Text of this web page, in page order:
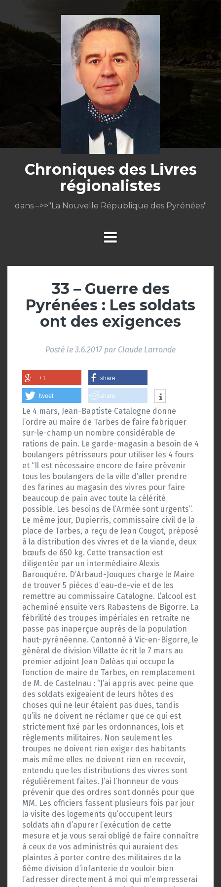
contenu
Chroniques des Livres
régionalistes
dans –>>"La Nouvelle République des Pyrénées"
33 – Guerre des
Pyrénées : Les soldats
ont des exigences
Posté le 3.6.2017par Claude Larronde
+1 share
tweet share
Le 4 mars, Jean-Baptiste Catalogne donne
l’ordre au maire de Tarbes de faire fabriquer
sur-le-champ un nombre considérable de
rations de pain. Le garde-magasin a besoin de 4
boulangers pétrisseurs pour utiliser les 4 fours
et “Il est nécessaire encore de faire prévenir
tous les boulangers de la ville d’aller prendre
des farines au magasin des vivres pour faire
beaucoup de pain avec toute la célérité
possible. Les besoins de l’Armée sont urgents”.
Le même jour, Dupierris, commissaire civil de la
place de Tarbes, a reçu de Jean Cougot, préposé
à la distribution des vivres et de la viande, deux
bœufs de 650 kg. Cette transaction est
diligentée par un intermédiaire Alexis
Barouquère. D’Arbaud-Jouques charge le Maire
de trouver 5 pièces d’eau-de-vie et de les
remettre au commissaire Catalogne. L’alcool est
acheminé ensuite vers Rabastens de Bigorre. La
fébrilité des troupes impériales en retraite ne
passe pas inaperçue auprès de la population
haut-pyrénéenne. Cantonné à Vic-en-Bigorre, le
général de division Villatte écrit le 7 mars au
premier adjoint Jean Daléas qui occupe la
fonction de maire de Tarbes, en remplacement
de M. de Castelnau : “J’ai appris avec peine que
des soldats exigeaient de leurs hôtes des
choses qui ne leur étaient pas dues, tandis
qu’ils ne doivent ne réclamer que ce qui est
strictement fixé par les ordonnances, lois et
règlements militaires. Non seulement les
troupes ne doivent rien exiger des habitants
mais même elles ne doivent rien en recevoir,
entendu que les distributions des vivres sont
régulièrement faites. J’ai l’honneur de vous
prévenir que des ordres sont donnés pour que
MM. Les officiers fassent plusieurs fois par jour
la visite des logements qu’occupent leurs
soldats afin d’apurer l’exécution de cette
mesure et je vous serai obligé de faire connaître
à ceux de vos administrés qui auraient des
plaintes à porter contre des militaires de la
6ème division d’infanterie de vouloir bien
l’adresser directement à moi qui m’empresserai